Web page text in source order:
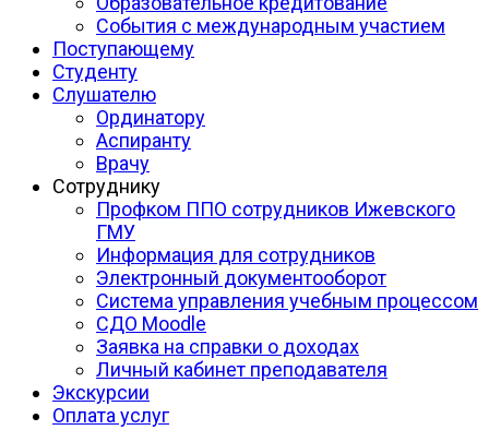
События с международным участием
Поступающему
Студенту
Слушателю
Ординатору
Аспиранту
Врачу
Сотруднику
Профком ППО сотрудников Ижевского
ГМУ
Информация для сотрудников
Электронный документооборот
Система управления учебным процессом
СДО Moodle
Заявка на справки о доходах
Личный кабинет преподавателя
Экскурсии
Оплата услуг